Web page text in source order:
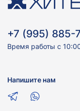
+7 (995) 885-
Время работы с
Напишите нам